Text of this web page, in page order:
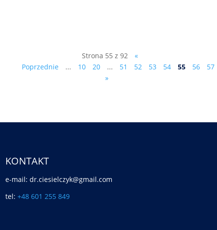
Strona 55 z 92
«
Poprzednie
... 10 20 ... 51 52 53 54 55 56
57
»
KONTAKT
e-mail: dr.ciesielczyk@gmail.com
tel:+48 601 255 849